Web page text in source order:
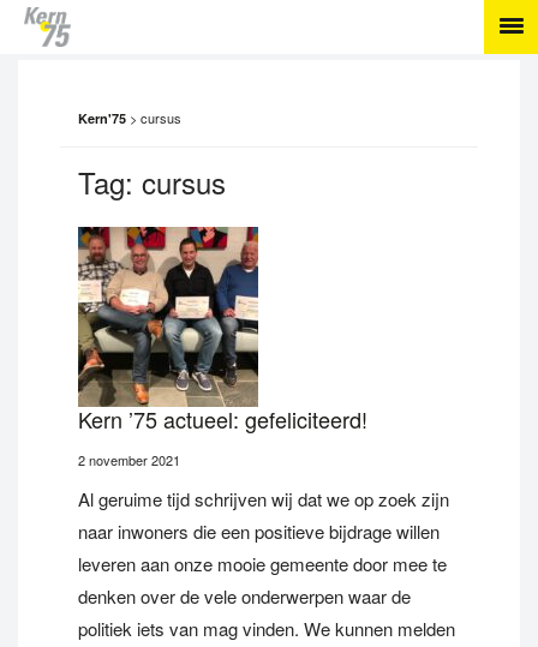
Kern'75 > cursus
Tag: cursus
Kern ’75 actueel: gefeliciteerd!
2 november 2021
Al geruime tijd schrijven wij dat we op zoek zijn
naar inwoners die een positieve bijdrage willen
leveren aan onze mooie gemeente door mee te
denken over de vele onderwerpen waar de
politiek iets van mag vinden. We kunnen melden